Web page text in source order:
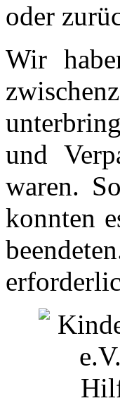
oder
Wir
und
waren.
konnten